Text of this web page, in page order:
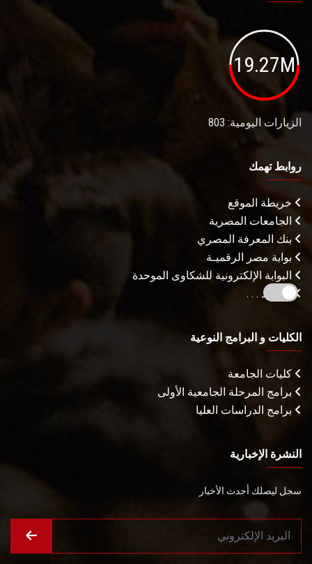
19.27M
الزيارات اليومية: 803
روابط تهمك
خريطة الموقع
الجامعات المصرية
بنك المعرفة المصري
بوابة مصر الرقميـة
البوابة الإلكترونية للشكاوى الموحدة
المزيـد . . .
الكليات و البرامج النوعية
كليات الجامعة
برامج المرحلة الجامعية الأولى
برامج الدراسات العليا
النشرة الإخبارية
سجل ليصلك أحدث الأخبار